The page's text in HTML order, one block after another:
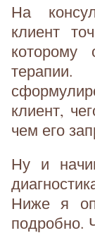
На
клиент
клиент,
чем его
Ну и
Ниже я
подробно.